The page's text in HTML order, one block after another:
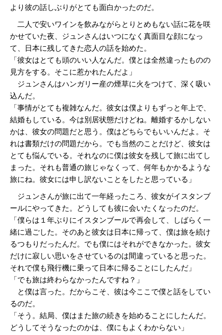
より彼の話しぶりがとても面白かったのだ。
二人で安いワインを飲みながらとりとめもない話に花を咲
かせていた夜、ジュンさんはいつになく真面目な顔になっ
て、日本に残してきた恋人の話を始めた。
「彼女はとても頭のいい人なんだ。僕とは全然違ったものの
見方をする。そこに惹かれたんだよ」
ジュンさんはハンガリー産の煙草に火をつけて、深く吸い
込んだ。
「事情がとても複雑なんだ。彼女は僕よりもずっと年上で、
結婚もしている。今は別居状態だけどね。離婚するかしない
かは、彼女の問題だと思う。僕はどちらでもいいんだよ。そ
れは書類だけの問題だから。でも当然のことだけど、彼女は
とても悩んでいる。それなのに僕は彼女を残して旅に出てし
まった。それも普通の旅じゃなくって、何年もかかるような
旅にね。彼女には申し訳ないことをしたと思っている」
ジュンさんが旅に出て一年経ったころ、彼女がイスタンブ
ールにやってきた。どうしても彼に会いたくなったのだ。
「僕らは１年ぶりにイスタンブールで再会して、しばらく一
緒に過ごした。そのあと彼女は日本に帰って、僕は旅を続け
るつもりだったんだ。でも僕にはそれができなかった。彼女
だけに寂しい思いをさせているのは間違っていると思った。
それで僕も飛行機に乗って日本に帰ることにしたんだ」
「でも旅は終わらなかったんですね？」
と僕は言った。だからこそ、彼は今ここで僕と話をしてい
るのだ。
「そう。結局、僕はまた旅の続きを始めることにしたんだ。
どうしてそうなったのかは、僕にもよくわからない」